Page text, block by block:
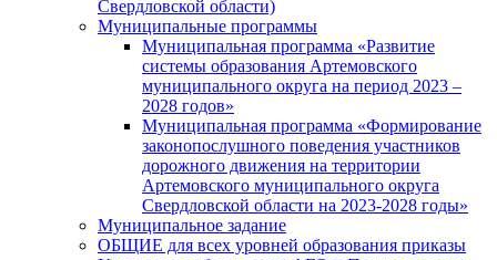
Свердловской области)
Муниципальные программы
Муниципальная программа «Развитие
системы образования Артемовского
муниципального округа на период 2023 –
2028 годов»
Муниципальная программа «Формирование
законопослушного поведения участников
дорожного движения на территории
Артемовского муниципального округа
Свердловской области на 2023-2028 годы»
Муниципальное задание
ОБЩИЕ для всех уровней образования приказы